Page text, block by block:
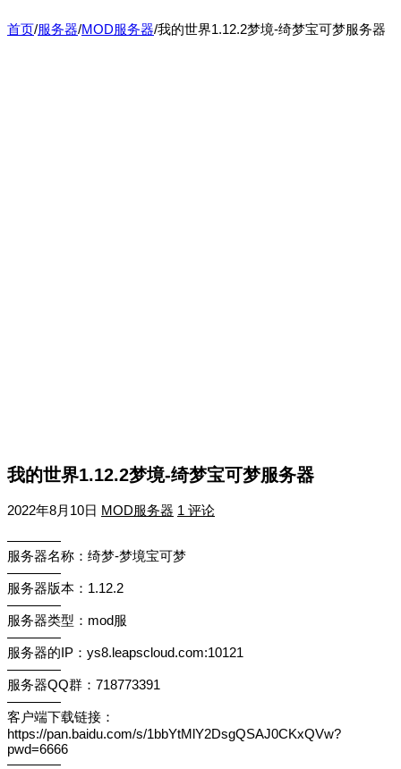
首页/服务器/MOD服务器/我的世界1.12.2梦境-绮梦宝可梦服务器
我的世界1.12.2梦境-绮梦宝可梦服务器
2022年8月10日 MOD服务器 1 评论
————
服务器名称：绮梦-梦境宝可梦
————
服务器版本：1.12.2
————
服务器类型：mod服
————
服务器的IP：ys8.leapscloud.com:10121
————
服务器QQ群：718773391
————
客户端下载链接：
https://pan.baidu.com/s/1bbYtMlY2DsgQSAJ0CKxQVw?
pwd=6666
————